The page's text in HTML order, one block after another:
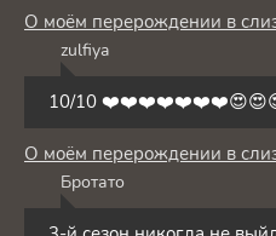
О моём перерождении в
zulfiya
10/10
О моём перерождении в
Бротато